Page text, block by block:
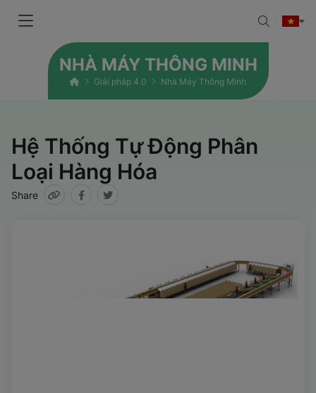
NHÀ MÁY THÔNG MINH
Giải pháp 4.0 Nhà Máy Thông Minh
Hệ Thống Tự Động Phân
Loại Hàng Hóa
Share